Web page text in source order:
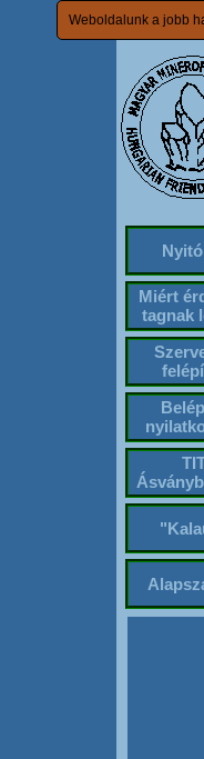
Weboldalunk a jobb
Miért
tagnak